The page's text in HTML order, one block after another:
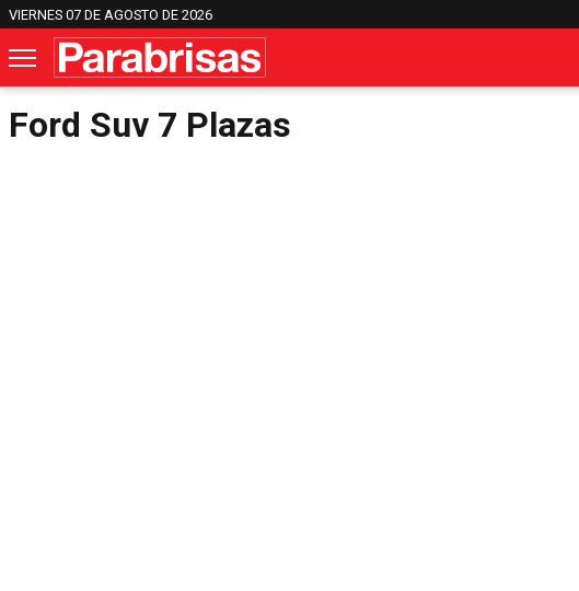
VIERNES 07 DE AGOSTO DE 2026
Ford Suv 7 Plazas